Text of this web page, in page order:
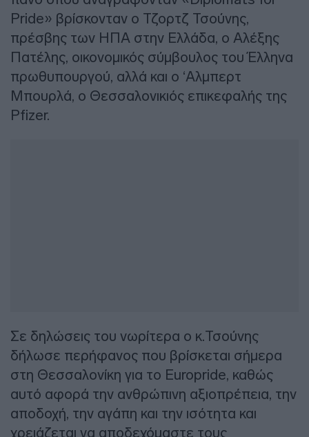
Pride» βρίσκονταν ο Τζορτζ Τσούνης,
πρέσβης των ΗΠΑ στην Ελλάδα, ο Αλέξης
Πατέλης, οικονομικός σύμβουλος του Έλληνα
πρωθυπουργού, αλλά και ο ‘Αλμπερτ
Μπουρλά, ο Θεσσαλονικιός επικεφαλής της
Pfizer.
Σε δηλώσεις του νωρίτερα ο κ.Τσούνης
δήλωσε περήφανος που βρίσκεται σήμερα
στη Θεσσαλονίκη για το Europride, καθώς
αυτό αφορά την ανθρώπινη αξιοπρέπεια, την
αποδοχή, την αγάπη και την ισότητα και
χρειάζεται να αποδεχόμαστε τους